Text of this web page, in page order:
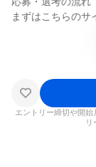
まずはこちらのサ
エントリー締切や開
リ